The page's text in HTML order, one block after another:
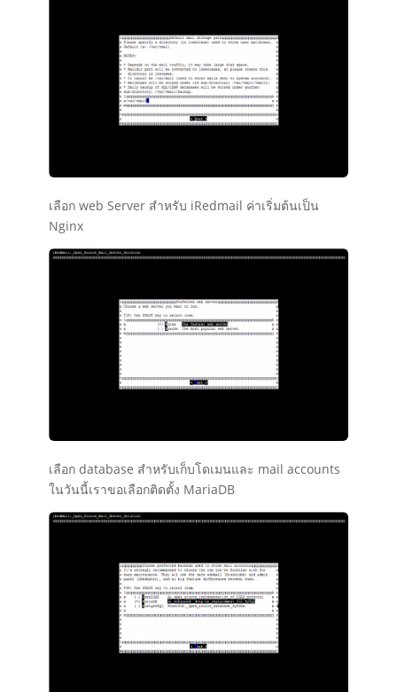
เลือก web Server สำหรับ iRedmail ค่าเริ่มต้นเป็น
Nginx
เลือก database สำหรับเก็บโดเมนและ mail accounts
ในวันนี้เราขอเลือกติดตั้ง MariaDB